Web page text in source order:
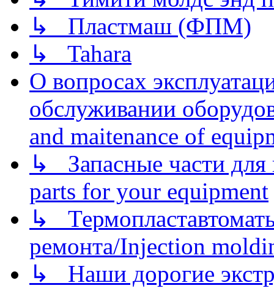
↳ Пластмаш (ФПМ)
↳ Tahara
О вопросах
обслуживании
and maitenance of
↳ Запасные части для
parts for your equipment
↳
ремонта/Injection
↳ Наши дорогие